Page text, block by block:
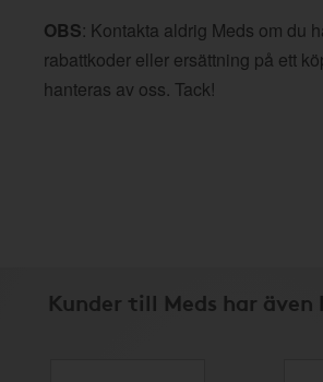
OBS: Kontakta aldrig Meds om du
rabattkoder eller ersättning på ett
hanteras av oss. Tack!
Kunder till Meds har